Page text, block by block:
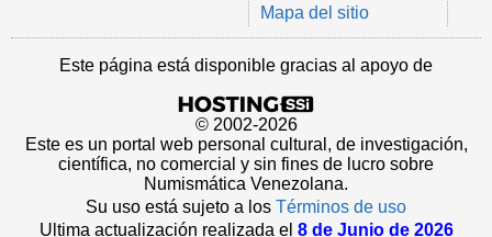
Mapa del sitio
Este página está disponible gracias al apoyo de
© 2002-2026
Este es un portal web personal cultural, de investigación,
científica, no comercial y sin fines de lucro sobre
Numismática Venezolana.
Su uso está sujeto a los Términos de uso
Ultima actualización realizada el 8 de Junio de 2026